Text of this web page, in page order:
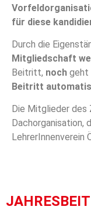
für diese
Durch die
Mitgliedschaft
Beitritt, noch geht
Beitritt
Die Mitglieder des
Dachorganisation,
LehrerInnenverein